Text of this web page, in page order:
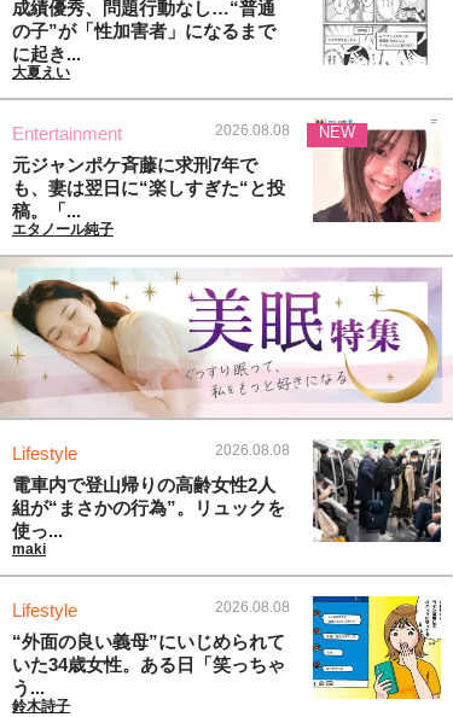
成績優秀、問題行動なし…“普通
の子”が「性加害者」になるまで
に起き...
大夏えい
Entertainment 2026.08.08
元ジャンポケ斉藤に求刑7年で
も、妻は翌日に“楽しすぎた“と投
稿。「...
エタノール純子
NEW
Lifestyle 2026.08.08
電車内で登山帰りの高齢女性2人
組が“まさかの行為”。リュックを
使っ...
maki
Lifestyle 2026.08.08
“外面の良い義母”にいじめられて
いた34歳女性。ある日「笑っちゃ
う...
鈴木詩子